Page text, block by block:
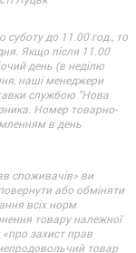
суботу до 11.00 год., то
Якщо після 11.00
день (в неділю
наші менеджери
службою "Нова
Номер товарно-
в день
споживачів» ви
або обміняти
всіх норм
товару належної
«про захист прав
товар